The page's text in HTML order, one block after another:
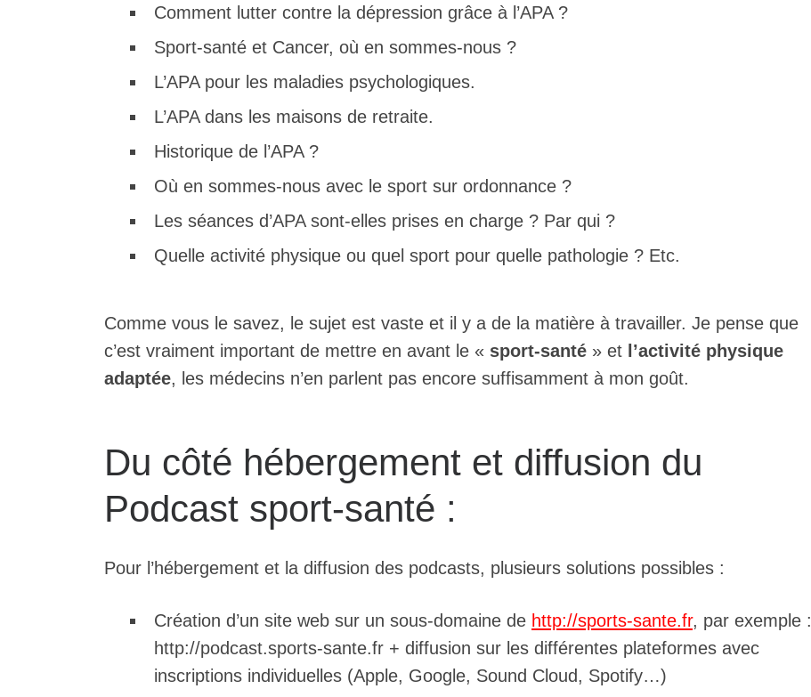
Comment lutter contre la dépression grâce à l’APA ?
Sport-santé et Cancer, où en sommes-nous ?
L’APA pour les maladies psychologiques.
L’APA dans les maisons de retraite.
Historique de l’APA ?
Où en sommes-nous avec le sport sur ordonnance ?
Les séances d’APA sont-elles prises en charge ? Par qui ?
Quelle activité physique ou quel sport pour quelle pathologie ? Etc.
Comme vous le savez, le sujet est vaste et il y a de la matière à travailler. Je pense que
c’est vraiment important de mettre en avant le « sport-santé » et l’activité physique
adaptée, les médecins n’en parlent pas encore suffisamment à mon goût.
Du côté hébergement et diffusion du
Podcast sport-santé :
Pour l’hébergement et la diffusion des podcasts, plusieurs solutions possibles :
Création d’un site web sur un sous-domaine de http://sports-sante.fr, par exemple :
http://podcast.sports-sante.fr + diffusion sur les différentes plateformes avec
inscriptions individuelles (Apple, Google, Sound Cloud, Spotify…)